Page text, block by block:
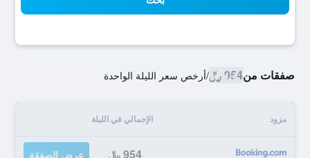
صفقات من954 ﷼ /أرخص سعر الليلة الواحدة
مزود الإجمالي في الليلة
954 ﷼ عرض الصفقة